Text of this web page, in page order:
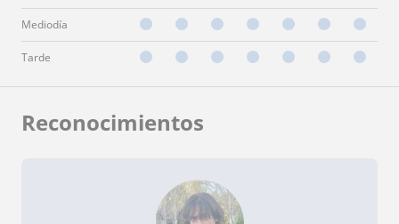
Mediodía
Tarde
Reconocimientos